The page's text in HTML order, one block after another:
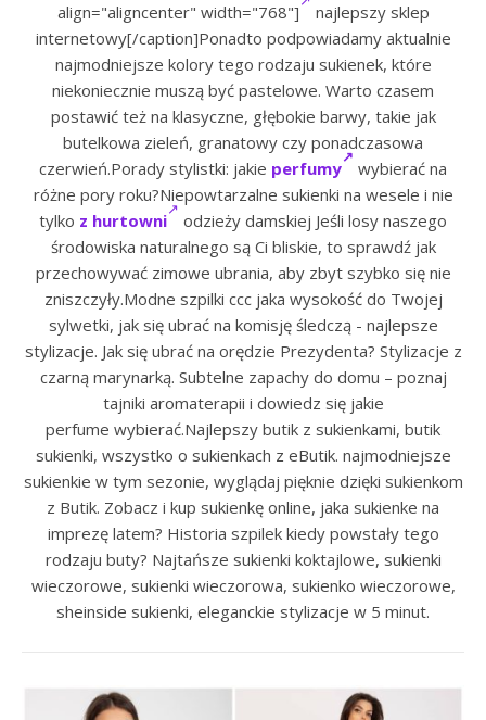
align="aligncenter" width="768"]
najlepszy sklep
internetowy[/caption]Ponadto podpowiadamy aktualnie
najmodniejsze kolory tego rodzaju sukienek, które
niekoniecznie muszą być pastelowe. Warto czasem
postawić też na klasyczne, głębokie barwy, takie jak
butelkowa zieleń, granatowy czy ponadczasowa
czerwień.Porady stylistki: jakie perfumy
wybierać na
różne pory roku?Niepowtarzalne sukienki na wesele i nie
tylko z hurtowni
odzieży damskiej Jeśli losy naszego
środowiska naturalnego są Ci bliskie, to sprawdź jak
przechowywać zimowe ubrania, aby zbyt szybko się nie
zniszczyły.Modne szpilki ccc jaka wysokość do Twojej
sylwetki, jak się ubrać na komisję śledczą - najlepsze
stylizacje. Jak się ubrać na orędzie Prezydenta? Stylizacje z
czarną marynarką. Subtelne zapachy do domu – poznaj
tajniki aromaterapii i dowiedz się jakie
perfume wybierać.Najlepszy butik z sukienkami, butik
sukienki, wszystko o sukienkach z eButik. najmodniejsze
sukienkie w tym sezonie, wyglądaj pięknie dzięki sukienkom
z Butik. Zobacz i kup sukienkę online, jaka sukienke na
imprezę latem? Historia szpilek kiedy powstały tego
rodzaju buty? Najtańsze sukienki koktajlowe, sukienki
wieczorowe, sukienki wieczorowa, sukienko wieczorowe,
sheinside sukienki, eleganckie stylizacje w 5 minut.